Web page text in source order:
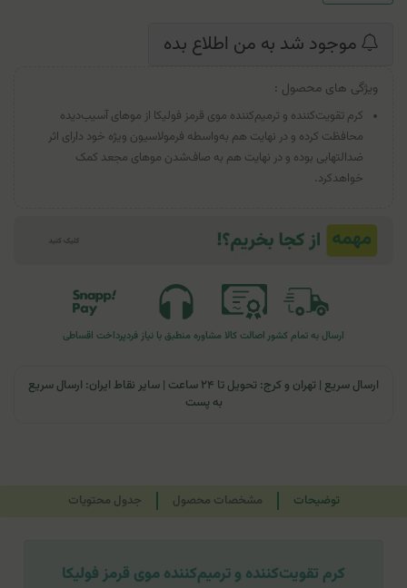
موجود شد به من اطلاع بده
ویژگی های محصول :
کرم تقویت‌کننده و ترمیم‌کننده موی قرمز فولیکا از موهای آسیب‌دیده
محافظت کرده و در نهایت هم به‌واسطه فرمولاسیون ویژه خود دارای اثر
ضدالتهابی بوده و در نهایت هم به صاف‌شدن موهای مجعد کمک
خواهدکرد.
ارسال به تمام کشوراصالت کالا مشاوره منطبق با نیاز فردپرداخت اقساطی
ارسال سریع | تهران و کرج: تحویل تا ۲۴ ساعت | سایر نقاط ایران: ارسال سریع
به پست
توضیحات مشخصات محصول جدول محتویات
کرم تقویت‌کننده و ترمیم‌کننده موی قرمز فولیکا